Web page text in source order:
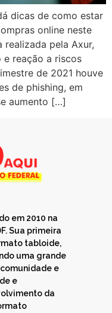
dicas de como estar
online neste
pela Axur,
e reação a riscos
de 2021 houve
de phishing, em
aumento […]
em 2010 na
Sua primeira
tabloide,
uma grande
e
e
da